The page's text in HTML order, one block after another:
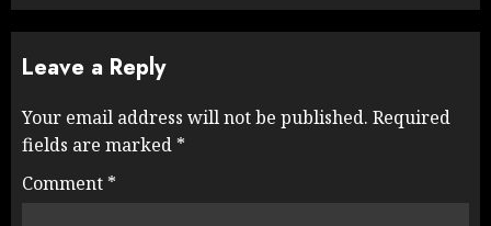
Leave a Reply
Your email address will not be published. Required
fields are marked *
Comment *